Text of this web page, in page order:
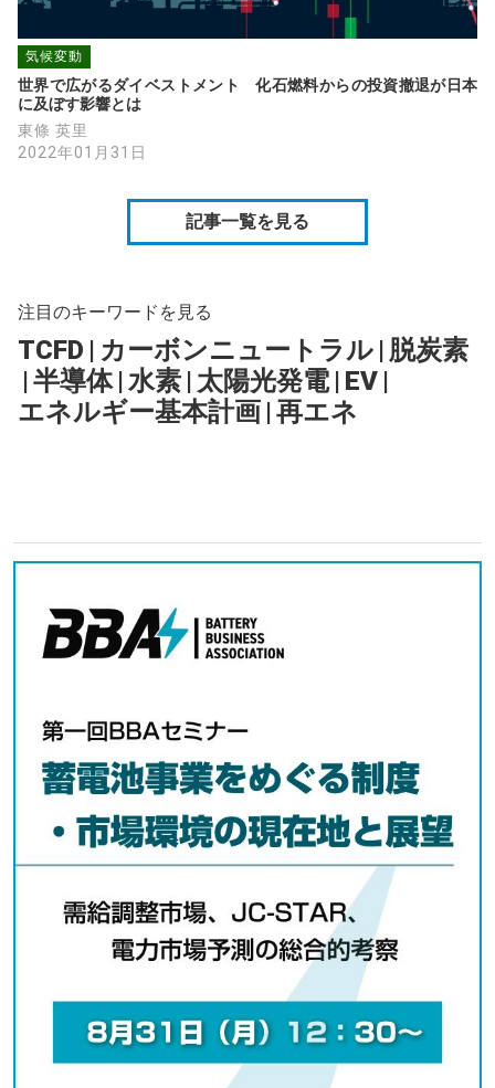
気候変動
世界で広がるダイベストメント　化石燃料からの投資撤退が日本
に及ぼす影響とは
東條 英里
2022年01月31日
記事一覧を見る
注目のキーワードを見る
TCFD | カーボンニュートラル | 脱炭素
|半導体 |水素 | 太陽光発電 | EV |
エネルギー基本計画 |再エネ